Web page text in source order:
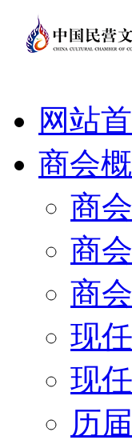
网站
商会
商
商
商
现
现
历